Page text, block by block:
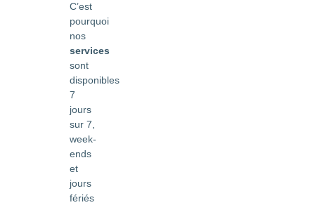
C’est
pourquoi
nos
services
sont
disponibles
7
jours
sur 7,
week-
ends
et
jours
fériés